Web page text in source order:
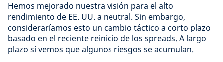
Hemos mejorado nuestra visión para el alto
rendimiento de EE. UU. a neutral. Sin embargo,
consideraríamos esto un cambio táctico a corto plazo
basado en el reciente reinicio de los spreads. A largo
plazo sí vemos que algunos riesgos se acumulan.